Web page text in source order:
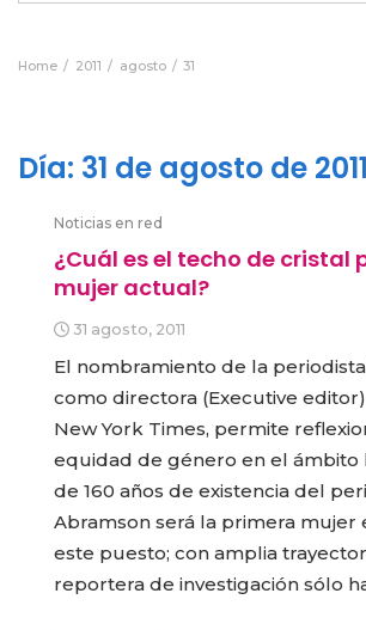
Home 2011 agosto 31
Día: 31 de agosto de 2011
Noticias en red
¿Cuál es el techo de cristal
mujer actual?
31 agosto, 2011
El nombramiento de la
como directora (Executive
New York Times, permite
equidad de género en el ámbito
de 160 años de existencia del
Abramson será la primera mujer
este puesto; con amplia
reportera de investigación sólo